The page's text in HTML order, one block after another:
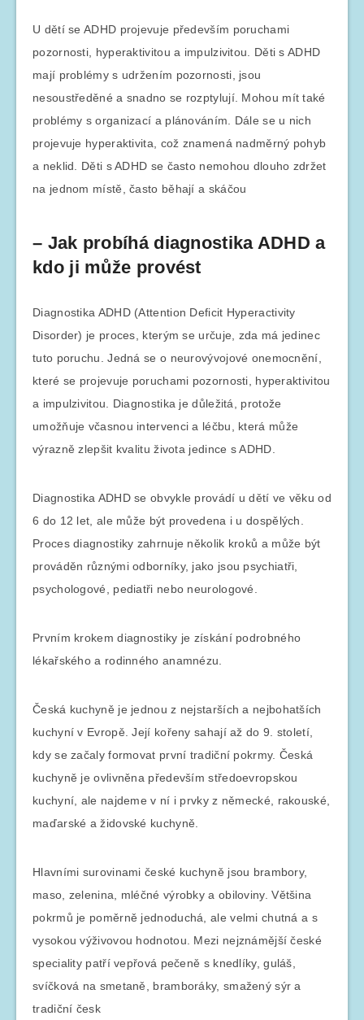
U dětí se ADHD projevuje především poruchami
pozornosti, hyperaktivitou a impulzivitou. Děti s ADHD
mají problémy s udržením pozornosti, jsou
nesoustředěné a snadno se rozptylují. Mohou mít také
problémy s organizací a plánováním. Dále se u nich
projevuje hyperaktivita, což znamená nadměrný pohyb
a neklid. Děti s ADHD se často nemohou dlouho zdržet
na jednom místě, často běhají a skáčou
– Jak probíhá diagnostika ADHD a
kdo ji může provést
Diagnostika ADHD (Attention Deficit Hyperactivity
Disorder) je proces, kterým se určuje, zda má jedinec
tuto poruchu. Jedná se o neurovývojové onemocnění,
které se projevuje poruchami pozornosti, hyperaktivitou
a impulzivitou. Diagnostika je důležitá, protože
umožňuje včasnou intervenci a léčbu, která může
výrazně zlepšit kvalitu života jedince s ADHD.
Diagnostika ADHD se obvykle provádí u dětí ve věku od
6 do 12 let, ale může být provedena i u dospělých.
Proces diagnostiky zahrnuje několik kroků a může být
prováděn různými odborníky, jako jsou psychiatři,
psychologové, pediatři nebo neurologové.
Prvním krokem diagnostiky je získání podrobného
lékařského a rodinného anamnézu.
Česká kuchyně je jednou z nejstarších a nejbohatších
kuchyní v Evropě. Její kořeny sahají až do 9. století,
kdy se začaly formovat první tradiční pokrmy. Česká
kuchyně je ovlivněna především středoevropskou
kuchyní, ale najdeme v ní i prvky z německé, rakouské,
maďarské a židovské kuchyně.
Hlavními surovinami české kuchyně jsou brambory,
maso, zelenina, mléčné výrobky a obiloviny. Většina
pokrmů je poměrně jednoduchá, ale velmi chutná a s
vysokou výživovou hodnotou. Mezi nejznámější české
speciality patří vepřová pečeně s knedlíky, guláš,
svíčková na smetaně, bramboráky, smažený sýr a
tradiční česk